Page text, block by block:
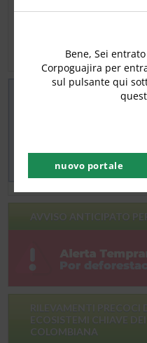
AVVISO ANTICIPATO
ECOSISTEMI CHIAVE
COLOMBIANA
Bene, Sei
Corpoguajira per
sul pulsante qui
nuovo portale